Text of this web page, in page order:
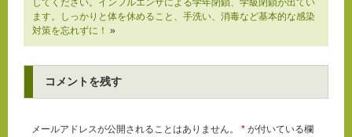
してください。インフルエンザによる学年閉鎖、学級閉鎖が出てい
ます。しっかりと体を休めること、手洗い、消毒など基本的な感染
対策を忘れずに！ »
コメントを残す
メールアドレスが公開されることはありません。 * が付いている欄